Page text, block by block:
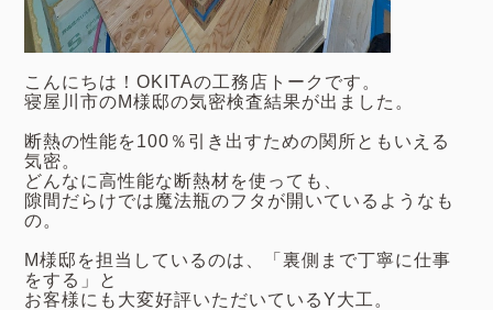
こんにちは！OKITAの工務店トークです。
寝屋川市のM様邸の気密検査結果が出ました。
断熱の性能を100％引き出すための関所ともいえる
気密。
どんなに高性能な断熱材を使っても、
隙間だらけでは魔法瓶のフタが開いているようなも
の。
M様邸を担当しているのは、「裏側まで丁寧に仕事
をする」と
お客様にも大変好評いただいているY大工。